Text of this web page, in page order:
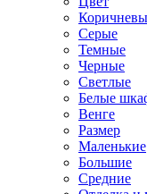
Серые
Темные
Черные
Светлые
Белые
Венге
Размер
Маленькие
Большие
Средние